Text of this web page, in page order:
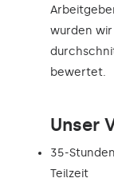
wurden
bewertet.
Unser
35-
Teilzeit